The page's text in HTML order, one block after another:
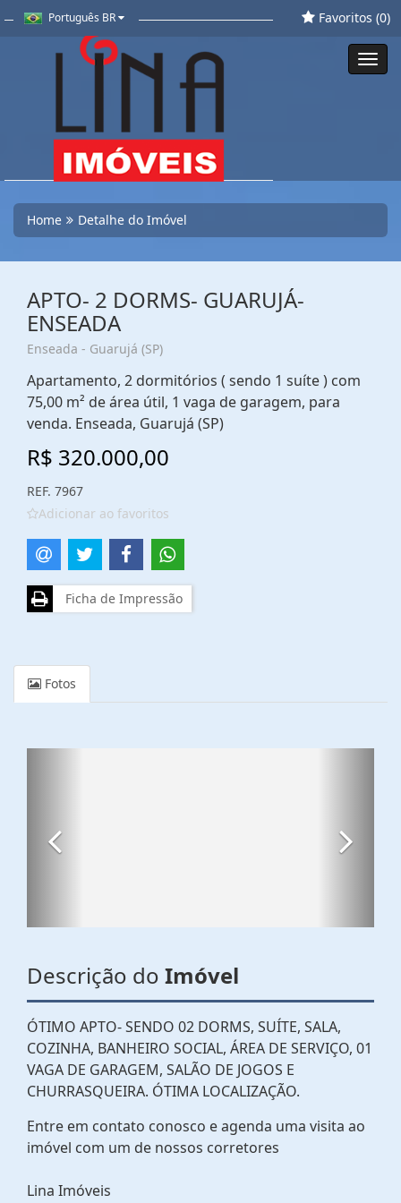
Português BR Favoritos (0)
Home Detalhe do Imóvel
APTO- 2 DORMS- GUARUJÁ-
ENSEADA
Enseada - Guarujá (SP)
Apartamento, 2 dormitórios ( sendo 1 suíte ) com
75,00 m² de área útil, 1 vaga de garagem, para
venda. Enseada, Guarujá (SP)
R$ 320.000,00
REF. 7967
Adicionar ao favoritos
Ficha de Impressão
Fotos
Descrição do Imóvel
ÓTIMO APTO- SENDO 02 DORMS, SUÍTE, SALA,
COZINHA, BANHEIRO SOCIAL, ÁREA DE SERVIÇO, 01
VAGA DE GARAGEM, SALÃO DE JOGOS E
CHURRASQUEIRA. ÓTIMA LOCALIZAÇÃO.
Entre em contato conosco e agenda uma visita ao
imóvel com um de nossos corretores
Lina Imóveis